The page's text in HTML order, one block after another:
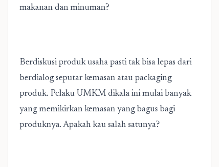
makanan dan minuman?
Berdiskusi produk usaha pasti tak bisa lepas dari
berdialog seputar kemasan atau packaging
produk. Pelaku UMKM dikala ini mulai banyak
yang memikirkan kemasan yang bagus bagi
produknya. Apakah kau salah satunya?